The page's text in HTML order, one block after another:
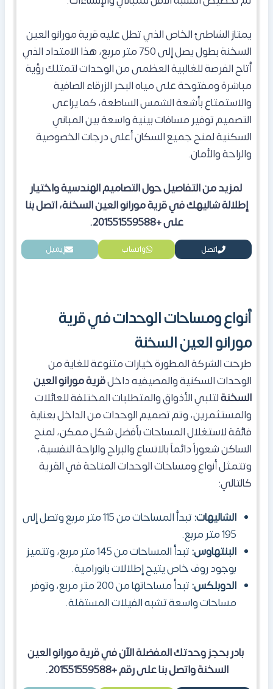
يمتاز الشاطئ الخاص الذي تطل عليه قرية مورانو العين
السخنة بطول يصل إلى 750 متر مربع، هذا الامتداد الذي
أتاح الفرصة للغالبية العظمى من الوحدات لتمتلك رؤية
مباشرة ومفتوحة على مياه البحر الزرقاء الصافية
والاستمتاع بأشعة الشمس الساطعة،كما يراعى
التصميم توفير مسافات بينية واسعة بين المباني
السكنية لمنح جميع السكان أعلى درجات الخصوصية
والراحة والأمان.
لمزيد من التفاصيل حول التصاميم الهندسية واختيار
إطلالة شاليهك في قرية مورانو العين السخنة، اتصل بنا
على +201551559588.
اتصل واتساب إيميل
أنواع ومساحات الوحدات في قرية
مورانو العين السخنة
طرحت الشركة المطورة خيارات متنوعة للغاية من
الوحدات السكنية والمصيفيه داخلقرية مورانو العين
السخنةلتلبي الأذواق والمتطلبات المختلفة للعائلات
والمستثمرين، وتم تصميم الوحدات من الداخل بعناية
فائقة لاستغلال المساحات بأفضل شكل ممكن، لمنح
الساكن شعوراً دائماً بالاتساع والبراح والراحة النفسية،
وتتمثل أنواع ومساحات الوحدات المتاحة في القرية
كالتالي:
الشاليهات:
تبدأ المساحات من 115 متر مربع وتصل إلى
195 متر مربع.
البنتهاوس:
تبدأ المساحات من 145 متر مربع، وتتميز
بوجود روف خاص يتيح إطلالات بانورامية.
الدوبلكس:
تبدأ مساحاتها من 200 متر مربع، وتوفر
مساحات واسعة تشبه الفيلات المستقلة.
بادر بحجز وحدتك المفضلة الآن في قرية مورانو العين
السخنة واتصل بنا على رقم +201551559588.